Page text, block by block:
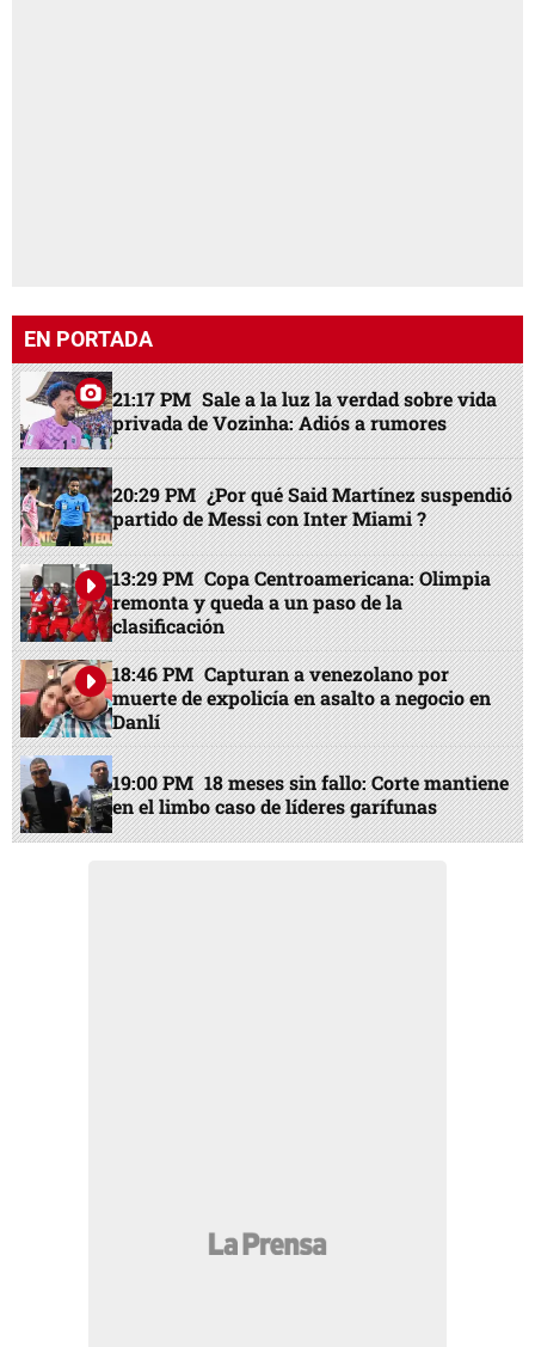
EN PORTADA
21:17 PM Sale a la luz la verdad sobre vida
privada de Vozinha: Adiós a rumores
20:29 PM ¿Por qué Said Martínez suspendió
partido de Messi con Inter Miami ?
13:29 PM Copa Centroamericana: Olimpia
remonta y queda a un paso de la
clasificación
18:46 PM Capturan a venezolano por
muerte de expolicía en asalto a negocio en
Danlí
19:00 PM 18 meses sin fallo: Corte mantiene
en el limbo caso de líderes garífunas